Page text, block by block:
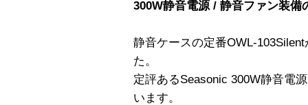
300W静音電源 / 静音ファン装備
静音ケースの定番OWL-
た。
定評あるSeasonic 300W静音電
います。